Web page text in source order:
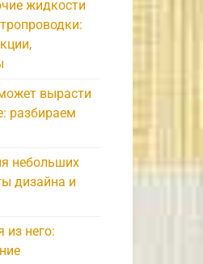
жидкости
вырасти
разбираем
небольших
дизайна и
из него: